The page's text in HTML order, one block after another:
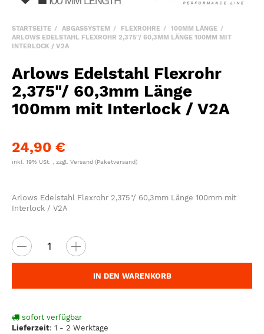
STARTSEITE ABGASSYSTEM FLEXROHRE
100MM LÄNGE
ARLOWS EDELSTAHL FLEXROHR 2,375"/ 60,3MM LÄNGE 100MM MIT
INTERLOCK / V2A
Arlows Edelstahl Flexrohr
2,375"/ 60,3mm Länge
100mm mit Interlock / V2A
24,90 €
inkl. 19% USt. , zzgl. Versand (Paketversand)
Arlows Edelstahl Flexrohr 2,375"/ 60,3mm Länge 100mm mit
Interlock / V2A
IN DEN WARENKORB
sofort verfügbar
Lieferzeit: 1 - 2 Werktage